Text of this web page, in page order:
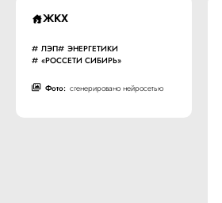
ЖКХ
ЛЭП
ЭНЕРГЕТИКИ
«РОССЕТИ СИБИРЬ»
Фото: сгенерировано нейросетью